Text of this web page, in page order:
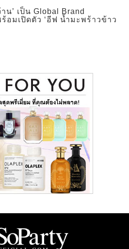
’ เป็น Global Brand
อมเปิดตัว ‘อีฟ น้ำมะพร้าวข้าว